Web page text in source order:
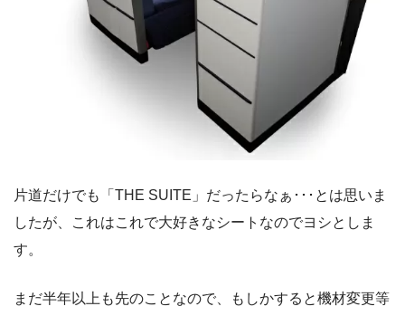
片道だけでも「THE SUITE」だったらなぁ･･･とは思いま
したが、これはこれで大好きなシートなのでヨシとしま
す。
まだ半年以上も先のことなので、もしかすると機材変更等